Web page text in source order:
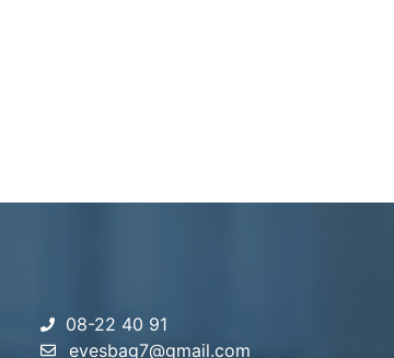
08-22 40 91
evesbag7@gmail.com